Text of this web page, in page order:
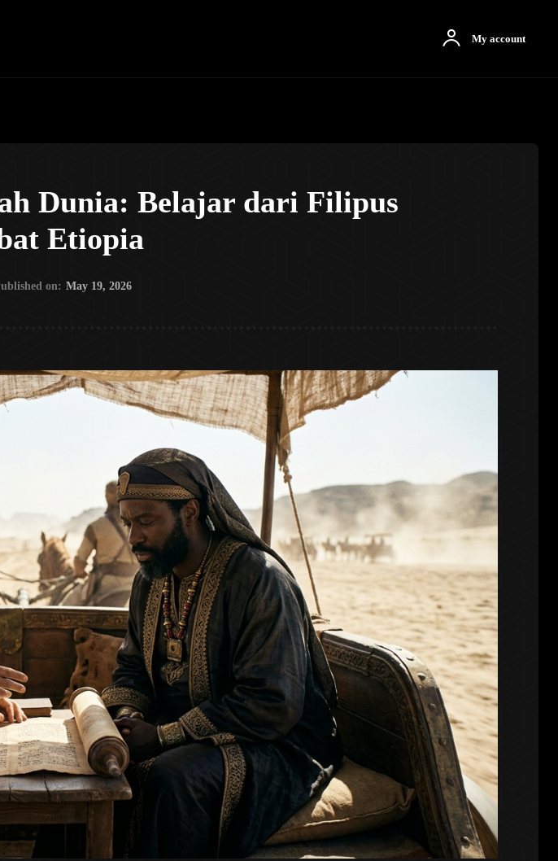
My account
Dunia: Belajar dari Filipus
Etiopia
on: May 19, 2026